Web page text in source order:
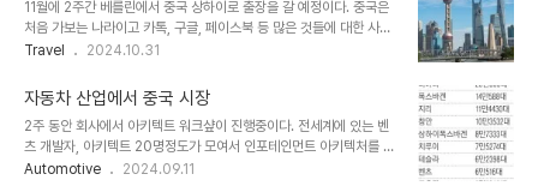
없다. 이번 면제국에 포함된 것은 사전에 예고도 없었고 갑자기 한국을
포함한 슬로바키아, 노르웨이, 핀란드, 덴마크, 아이슬란드, 안도라, 모
나코, 리히텐슈타인 9개 나라가 발표 되었다. 조만간 중국에 방문하느
을 생각하니 참 아쉽기도 하다. 동료중..
11월에 2주간 베를린에서 중국 상하이로 출장을 갈 예정이다. 중국은
처음 가보는 나라이고 카톡, 구글, 페이스북 등 많은 것들에 대한 사용
이 제약되어 있어서 미리 준비해야한다고 들었다.비자우선 비자가 가
구나 출장의 경우에는 비자가 필요하다. 회사에서 대행사를 통해 2주
전에 비자를 신청했고 아마 이번주나 다음주 초에 나올 예정이다. 돈을
더 지불하면 빠르게 처리가 되지만 시간이 넉넉해서 여유롭게 진행하
고 있다. 비자 신청할 때 완전히 정보가 탈탈 털리는 느낌이다. 여권정
보는 기본이고 부모님 이름, 생년월일 등까지 모두 적어 넣는다. 중국
Travel 2024.10.31
자동차 산업에서 중국 시장
2주 동안 회사에서 아키텍트 워크샾이 진행중이다. 전세계에 있는 벤
츠 개발자, 아키텍트 20명정도가 모여서 인포테인먼트 아키텍처를 논
의하는 하고 있다. 중국에서도 여러명이 와서 같이 논의하고 있고 점심
Automotive 2024.09.11